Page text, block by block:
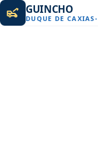
GUINCHO
DUQUE DE CAXIAS-